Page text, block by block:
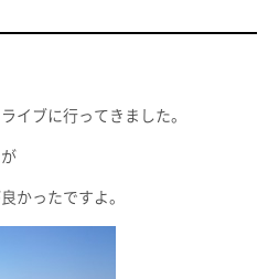
イブに行ってきました。
かったですよ。